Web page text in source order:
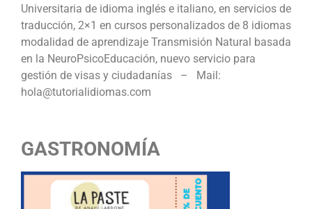
Universitaria de idioma inglés e italiano, en servicios de
traducción, 2×1 en cursos personalizados de 8 idiomas
modalidad de aprendizaje Transmisión Natural basada
en la NeuroPsicoEducación, nuevo servicio para
gestión de visas y ciudadanías – Mail:
hola@tutorialidiomas.com
GASTRONOMÍA